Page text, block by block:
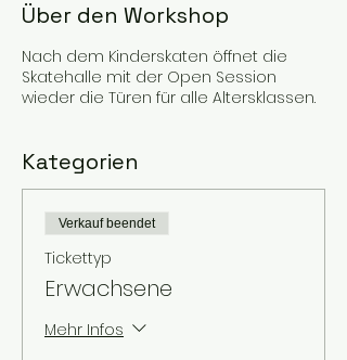
Über den Workshop
Nach dem Kinderskaten öffnet die
Skatehalle mit der Open Session
wieder die Türen für alle Altersklassen.
Kategorien
Verkauf beendet
Tickettyp
Erwachsene
Mehr Infos